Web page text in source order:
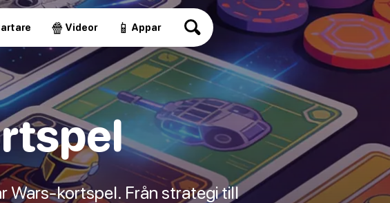
🍿 Videor 📱 Appar
Wars-kortspel. Från strategi till